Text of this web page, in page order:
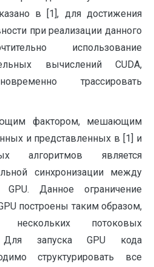
в [1], для достижения
при реализации данного
использование
вычислений CUDA,
трассировать
фактором, мешающим
и представленных в [1] и
алгоритмов является
синхронизации между
Данное ограничение
построены таким образом,
потоковых
Для запуска GPU кода
структурировать все